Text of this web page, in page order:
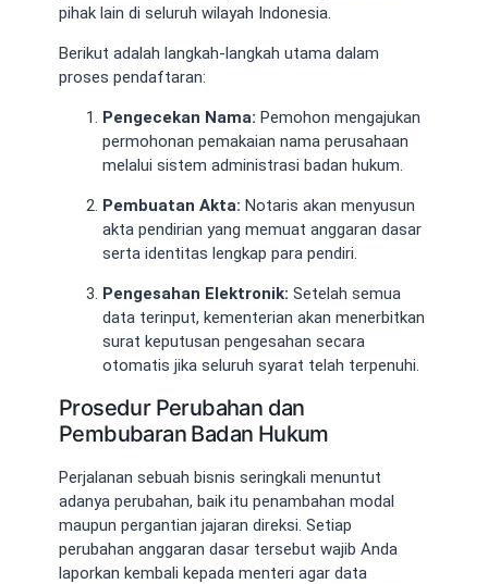
pihak lain di seluruh wilayah Indonesia.
Berikut adalah langkah-langkah utama dalam
proses pendaftaran:
Pengecekan Nama: Pemohon mengajukan
permohonan pemakaian nama perusahaan
melalui sistem administrasi badan hukum.
Pembuatan Akta: Notaris akan menyusun
akta pendirian yang memuat anggaran dasar
serta identitas lengkap para pendiri.
Pengesahan Elektronik: Setelah semua
data terinput, kementerian akan menerbitkan
surat keputusan pengesahan secara
otomatis jika seluruh syarat telah terpenuhi.
Prosedur Perubahan dan
Pembubaran Badan Hukum
Perjalanan sebuah bisnis seringkali menuntut
adanya perubahan, baik itu penambahan modal
maupun pergantian jajaran direksi. Setiap
perubahan anggaran dasar tersebut wajib Anda
laporkan kembali kepada menteri agar data